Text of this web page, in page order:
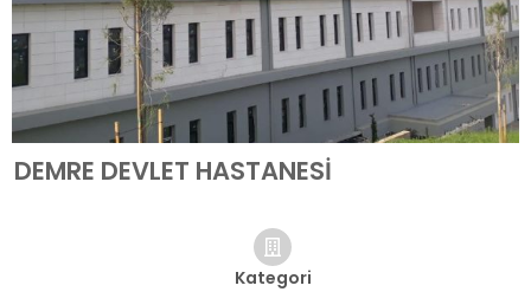
DEMRE DEVLET HASTANESİ
Kategori